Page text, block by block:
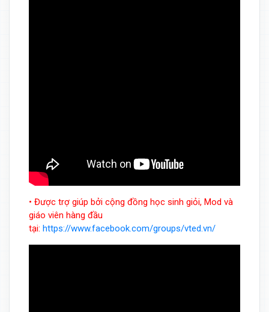
• Được trợ giúp bởi cộng đồng học sinh giỏi, Mod và
giáo viên hàng đầu
tại: https://www.facebook.com/groups/vted.vn/